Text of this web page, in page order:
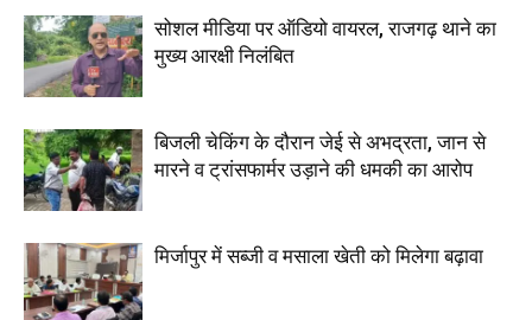
सोशल मीडिया पर ऑडियो वायरल, राजगढ़ थाने का
मुख्य आरक्षी निलंबित
बिजली चेकिंग के दौरान जेई से अभद्रता, जान से
मारने व ट्रांसफार्मर उड़ाने की धमकी का आरोप
मिर्जापुर में सब्जी व मसाला खेती को मिलेगा बढ़ावा